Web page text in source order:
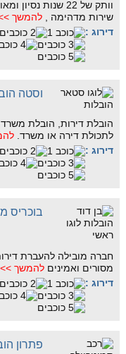
וותק של 22 שנות
שירות מדהימה , להמשך
דירוג :
וסטה
הובלת דירות, הובלת
לתכולת דירה או משרד.
דירוג :
בוכריס
חברה מובילה להעברת
מסורים ואמינים להמשך >>
דירוג :
פתרון